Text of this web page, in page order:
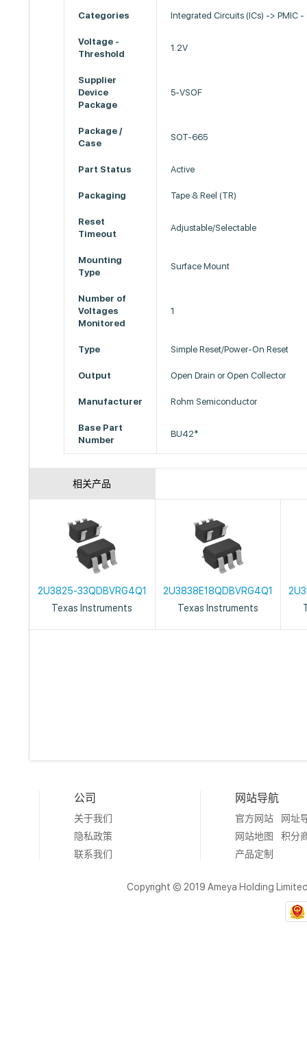
Categories Integrated Circuits (ICs) -> PMIC -
Voltage -
Threshold
1.2V
Supplier
Device
Package
5-VSOF
Package /
Case
SOT-665
Part Status Active
Packaging Tape & Reel (TR)
Reset
Timeout
Adjustable/Selectable
Mounting
Type
Surface Mount
Number of
Voltages
Monitored
1
Type Simple Reset/Power-On Reset
Output Open Drain or Open Collector
Manufacturer Rohm Semiconductor
Base Part
Number
BU42*
相关产品
2U3825-33QDBVRG4Q1
Texas Instruments
2U3838E18QDBVRG4Q1
Texas Instruments
公司
关于我们
隐私政策
联系我们
网站导航
官方网站
网址
网站地图
积分
产品定制
Copyright © 2019 Ameya Holding